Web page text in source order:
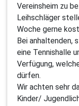
Vereinsheim zu
Leihschläger
Woche gerne
Bei anhaltenden,
eine Tennishalle
Verfügung,
dürfen.
Wir achten sehr
Kinder/